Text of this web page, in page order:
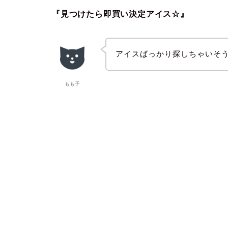
『見つけたら即買い決定アイス☆』
もも子
アイスばっかり探しちゃいそ